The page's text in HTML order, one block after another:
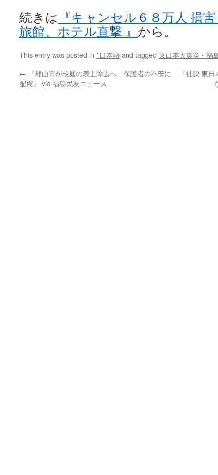
続きは 『キャンセル６８万人 損
旅館、ホテル直撃 』 から。
This entry was posted in *日本語and tagged 東日本大震災・福
← 『郡山市が校庭の表土除去へ 保護者の不安に
配慮』 via 福島民友ニュース
『社説 東